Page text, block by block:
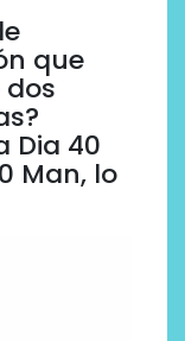
que
Dia 40
Man, lo